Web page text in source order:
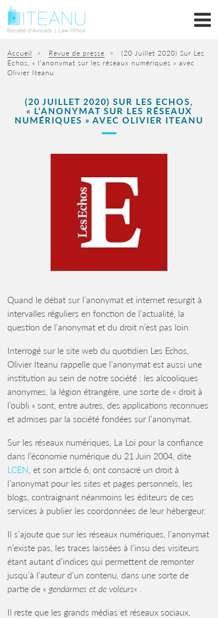
Accueil > Revue de presse > (20 Juillet 2020) Sur Les
Echos, « l’anonymat sur les réseaux numériques » avec
Olivier Iteanu
(20 JUILLET 2020) SUR LES ECHOS,
« L’ANONYMAT SUR LES RÉSEAUX
NUMÉRIQUES » AVEC OLIVIER ITEANU
Quand le débat sur l’anonymat et internet resurgit à
intervalles réguliers en fonction de l’actualité, la
question de l’anonymat et du droit n’est pas loin.
Interrogé sur le site web du quotidien Les Echos,
Olivier Iteanu rappelle que l’anonymat est aussi une
institution au sein de notre société : les alcooliques
anonymes, la légion étrangère, une sorte de « droit à
l’oubli » sont, entre autres, des applications reconnues
et admises par la société fondées sur l’anonymat.
Sur les réseaux numériques, La Loi pour la confiance
dans l’économie numérique du 21 Juin 2004, dite
LCEN , et son article 6, ont consacré un droit à
l’anonymat pour les sites et pages personnels, les
blogs, contraignant néanmoins les éditeurs de ces
services à publier les coordonnées de leur hébergeur.
Il s’ajoute que sur les réseaux numériques, l’anonymat
n’existe pas, les traces laissées à l’insu des visiteurs
étant autant d’indices qui permettent de remonter
jusqu’à l’auteur d’un contenu, dans une sorte de
partie de « gendarmes et de voleurs« .
Il reste que les grands médias et réseaux sociaux,